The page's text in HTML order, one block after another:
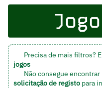
Precisa de mais filtros?
jogos
Não consegue
solicitação de registopara